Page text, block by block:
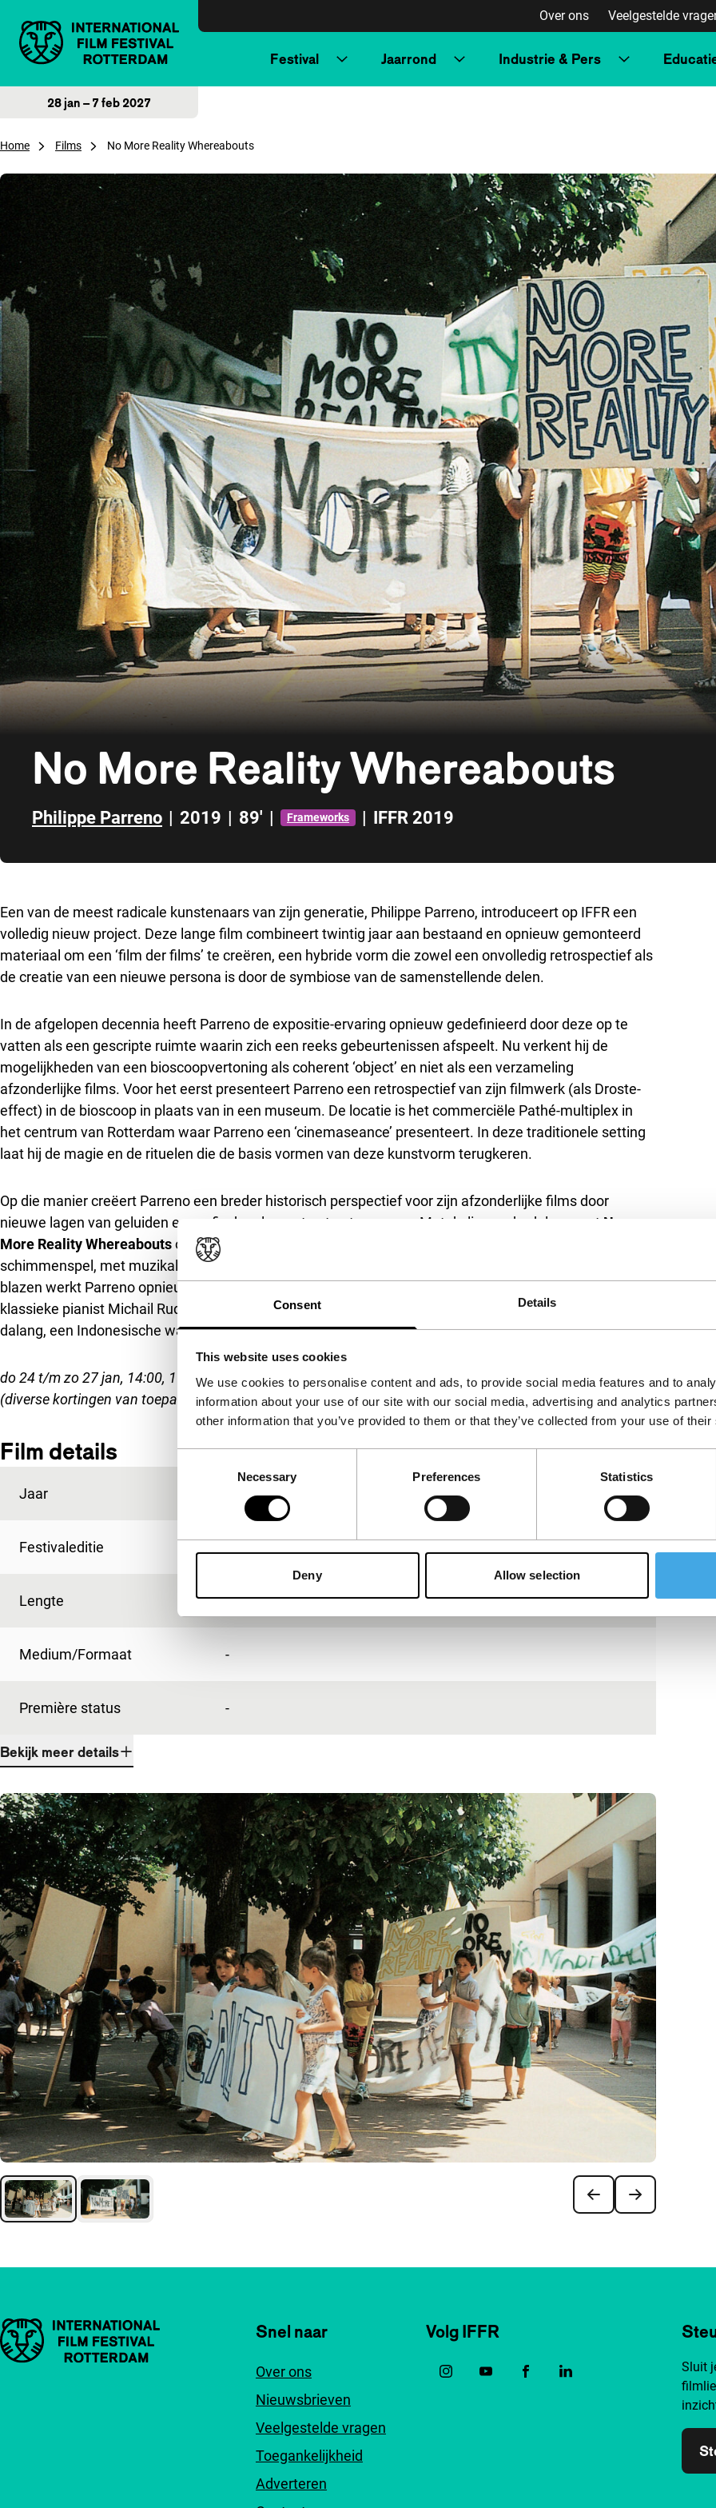
Consent Details
This website uses cookies
We use cookies to personalise content and ads, to provide social media features and to
information about your use of our site with our social media, advertising and analytics
other information that you’ve provided to them or that they’ve collected from your use of
Necessary Preferences Statistics
Deny Allow selection
Over ons Veelgestelde
Festival Jaarrond Industrie & Pers
28 jan – 7 feb 2027
Home Films No More Reality Whereabouts
No More Reality Whereabouts
Philippe Parreno | 2019 | 89' | Frameworks | IFFR 2019
Een van de meest radicale kunstenaars van zijn generatie, Philippe Parreno, introduceert op IFFR een
volledig nieuw project. Deze lange film combineert twintig jaar aan bestaand en opnieuw gemonteerd
materiaal om een ‘film der films’ te creëren, een hybride vorm die zowel een onvolledig retrospectief als
de creatie van een nieuwe persona is door de symbiose van de samenstellende delen.
In de afgelopen decennia heeft Parreno de expositie-ervaring opnieuw gedefinieerd door deze op te
vatten als een gescripte ruimte waarin zich een reeks gebeurtenissen afspeelt. Nu verkent hij de
mogelijkheden van een bioscoopvertoning als coherent ‘object’ en niet als een verzameling
afzonderlijke films. Voor het eerst presenteert Parreno een retrospectief van zijn filmwerk (als Droste-
effect) in de bioscoop in plaats van in een museum. De locatie is het commerciële Pathé-multiplex in
het centrum van Rotterdam waar Parreno een ‘cinemaseance’ presenteert. In deze traditionele setting
laat hij de magie en de rituelen die de basis vormen van deze kunstvorm terugkeren.
Op die manier creëert Parreno een breder historisch perspectief voor zijn afzonderlijke films door
nieuwe lagen van geluiden en grafische elementen toe te voegen. Met de live onderdelen voert No
More Reality Whereaboutsons ook terug naar de wortels van de cinema in de kunst van het
schimmenspel, met muzikale begeleiding. Om het concept van de cinemaseance nieuw leven in te
blazen werkt Parreno opnieuw samen met vaste medewerkers als beeldend kunstenaar Asad Raza,
klassieke pianist Michail Rudi, grafische studio M/M en, voor deze unieke gelegenheid, een echte
dalang, een Indonesische wajangpoppenspeler.
do 24 t/m zo 27 jan, 14:00, 17:00 en 21:00, ma 28 jan 14:00 en 17:00, Pathé Schouwburgplein, €12
(diverse kortingen van toepassing). Zie ookFrameworks Master Talk Philippe Parreno .
Film details
Jaar 2019
Festivaleditie
Lengte 89'
Medium/Formaat -
Première status -
Bekijk meer details
Belangrijke links Snel naar
Over ons
Nieuwsbrieven
Veelgestelde vragen
Toegankelijkheid
Adverteren
Volg IFFR
Sluit